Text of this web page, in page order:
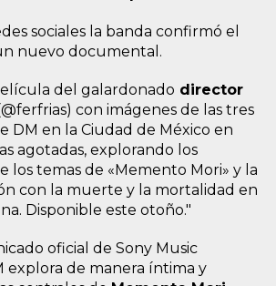
sociales la banda confirmó el
nuevo documental.
del galardonado director
con imágenes de las tres
DM en la Ciudad de México en
agotadas, explorando los
los temas de «Memento Mori» y la
con la muerte y la mortalidad en
Disponible este otoño."
oficial de Sony Music
explora de manera íntima y